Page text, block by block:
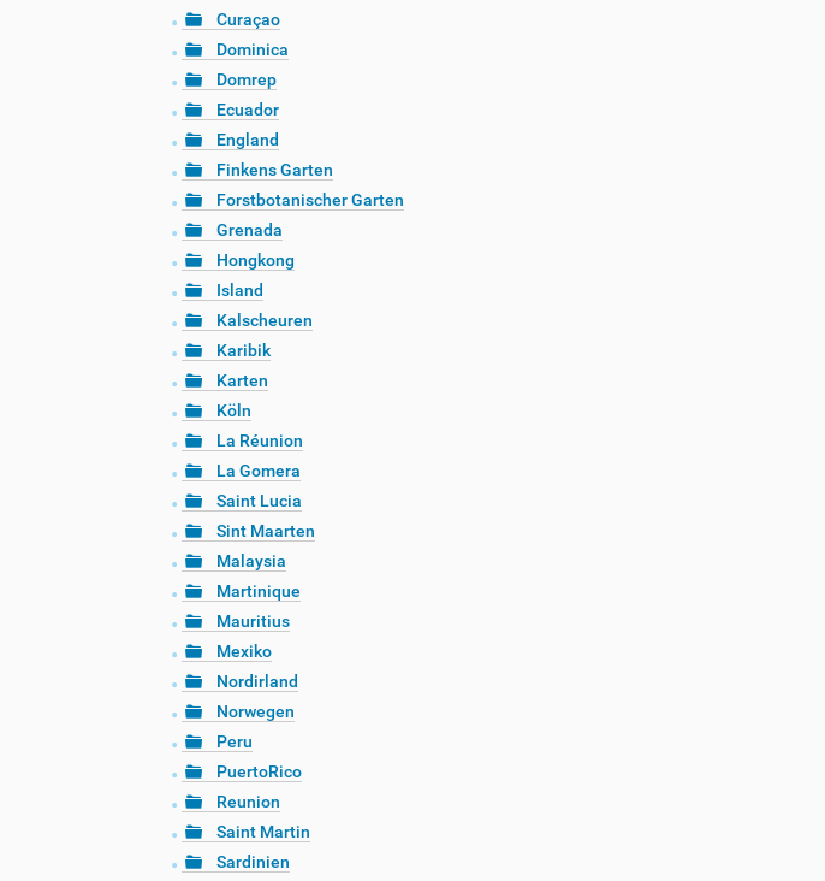
Curaçao
Dominica
Domrep
Ecuador
England
Finkens Garten
Forstbotanischer Garten
Grenada
Hongkong
Island
Kalscheuren
Karibik
Karten
Köln
La Réunion
La Gomera
Saint Lucia
Sint Maarten
Malaysia
Martinique
Mauritius
Mexiko
Nordirland
Norwegen
Peru
PuertoRico
Reunion
Saint Martin
Sardinien